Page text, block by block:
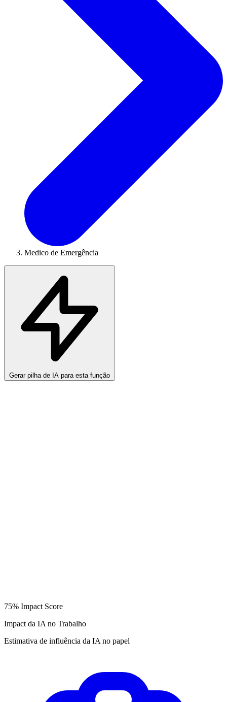
Medico de Emergência
Gerar pilha de IA para esta função
75% Impact Score
Impact da IA no Trabalho
Estimativa de influência da IA no papel